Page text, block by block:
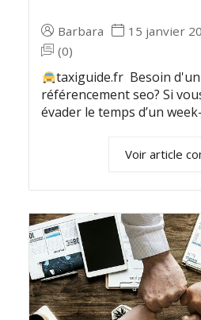
Barbara 15 janvier
(0)
taxiguide.fr Besoin
référencement seo? Si
évader le temps d’un
Voir article